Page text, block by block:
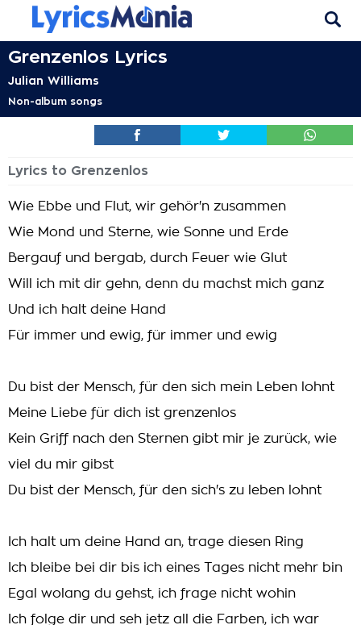
Grenzenlos Lyrics
Julian Williams
Non-album songs
Lyrics to Grenzenlos
Wie Ebbe und Flut, wir gehör'n zusammen
Wie Mond und Sterne, wie Sonne und Erde
Bergauf und bergab, durch Feuer wie Glut
Will ich mit dir gehn, denn du machst mich ganz
Und ich halt deine Hand
Für immer und ewig, für immer und ewig
Du bist der Mensch, für den sich mein Leben lohnt
Meine Liebe für dich ist grenzenlos
Kein Griff nach den Sternen gibt mir je zurück, wie
viel du mir gibst
Du bist der Mensch, für den sich's zu leben lohnt
Ich halt um deine Hand an, trage diesen Ring
Ich bleibe bei dir bis ich eines Tages nicht mehr bin
Egal wolang du gehst, ich frage nicht wohin
Ich folge dir und seh jetz all die Farben, ich war